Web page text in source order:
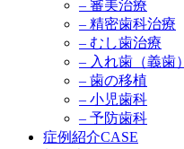
– 審美治療
– 精密歯科治療
– むし歯治療
– 入れ歯（義歯）
– 歯の移植
– 小児歯科
– 予防歯科
症例紹介CASE